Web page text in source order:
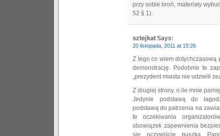
przy sobie broń, materiały
52 § 1).
sztejkat Says:
20 listopada, 2011 at 15:26
Z tego co wiem dotychczasową
demonstrację. Podobnie te
„prezydent miasta nie udzielił
Z drugiej strony, o ile mnie
Jedynie podstawą do
podstawą do patrzenia na
te oczekiwania
obowiązek zapewnienia
się oczywiście puszka